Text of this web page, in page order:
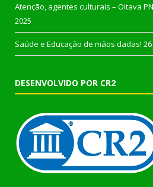
Atenção, agentes culturais – Oitava
2025
Saúde e Educação de mãos dadas!
DESENVOLVIDO POR CR2